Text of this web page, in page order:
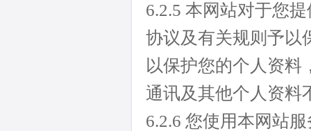
6.2.5 本网站对于您
协议及有关规则予以
以保护您的个人资料
通讯及其他个人资料
6.2.6 您使用本网站